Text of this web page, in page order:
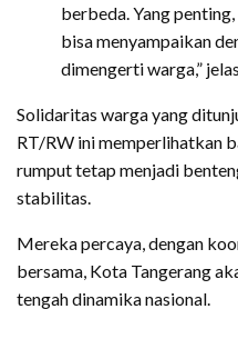
berbeda. Yang
bisa menyampaikan
dimengerti warga,”
Solidaritas warga yang
RT/RW ini memperlihatkan
rumput tetap menjadi
stabilitas.
Mereka percaya, dengan
bersama, Kota Tangerang
tengah dinamika nasional.